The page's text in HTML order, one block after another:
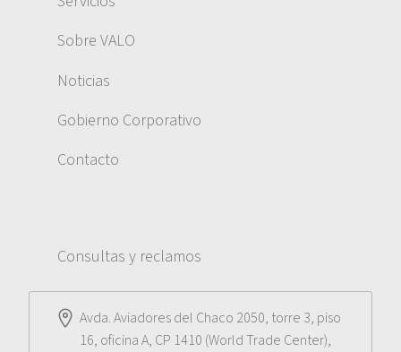
Sobre VALO
Noticias
Gobierno Corporativo
Contacto
Consultas y reclamos
Avda. Aviadores del Chaco 2050, torre 3, piso
16, oficina A, CP 1410 (World Trade Center),